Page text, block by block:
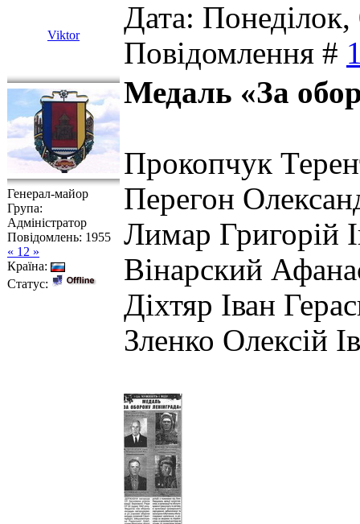
Viktor
Дата:
Повідомлення #
Генерал-майор
Група:
Адміністратор
Повідомлень: 1955
« 12 »
Країна:
Статус:
Медаль «За
Прокопчук
Перегон
Лимар Григорій
Вінарский
Діхтяр Іван
Зленко Олексій